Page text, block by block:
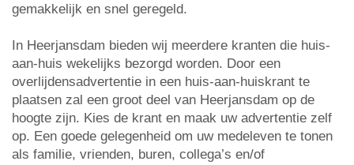
gemakkelijk en snel geregeld.
In Heerjansdam bieden wij meerdere kranten die huis-
aan-huis wekelijks bezorgd worden. Door een
overlijdensadvertentie in een huis-aan-huiskrant te
plaatsen zal een groot deel van Heerjansdam op de
hoogte zijn. Kies de krant en maak uw advertentie zelf
op. Een goede gelegenheid om uw medeleven te tonen
als familie, vrienden, buren, collega’s en/of